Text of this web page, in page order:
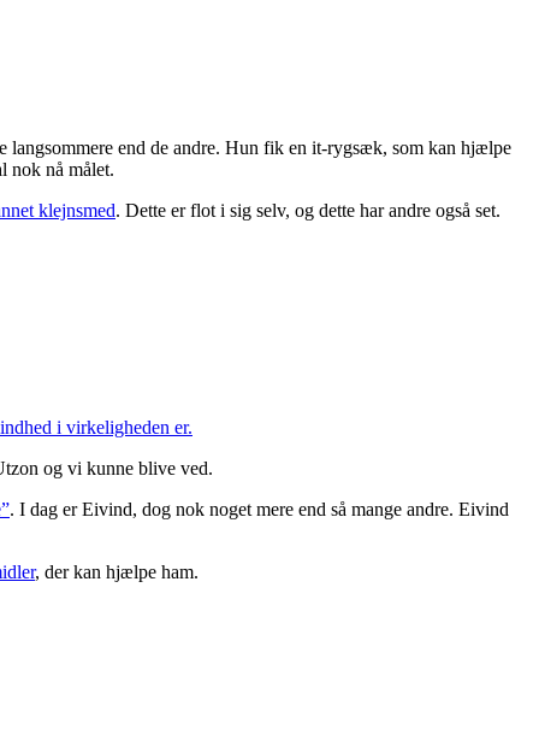
end de andre. Hun fik en it-rygsæk, som kan hjælpe
nok nå målet.
klejnsmed. Dette er flot i sig selv, og dette har andre også set.
i virkeligheden er.
og vi kunne blive ved.
. I dag er Eivind, dog nok noget mere end så mange andre. Eivind
, der kan hjælpe ham.